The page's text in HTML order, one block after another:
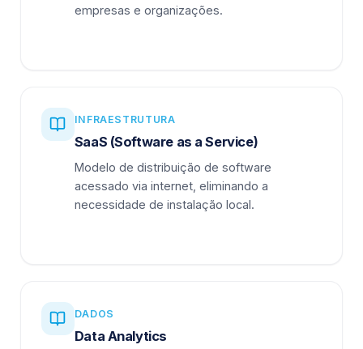
empresas e organizações.
INFRAESTRUTURA
SaaS (Software as a Service)
Modelo de distribuição de software
acessado via internet, eliminando a
necessidade de instalação local.
DADOS
Data Analytics